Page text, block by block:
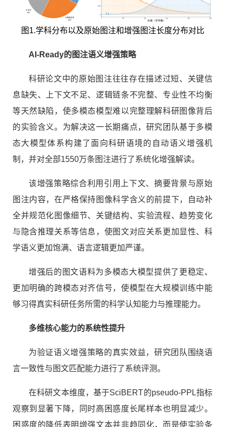
图1.学科分布以及原始图注和增强图注长度分布对比
AI-Ready的图注语义增强策略
科研论文中的原始图注往往存在描述过短、关键信
息缺失、上下文不足、逻辑链条不完整、专业性不均衡
等天然缺陷，使多模态模型难以完整理解科研图像背后
的实验含义。为解决这一长期痛点，研究团队基于多模
态大模型体系构建了面向科研语境的自动语义增强机
制，并对全部1550万条图注进行了系统化增强解读。
该增强策略综合利用引用上下文、摘要背景与原始
图注内容，在严格保持图像科学含义的前提下，自动补
全并规范化图像细节、关键结构、实验流程、趋势变化
与隐含推理关系等信息，使图文对应关系更加显性、科
学语义更加饱满、语言逻辑更加严谨。
增强后的图文语料为多模态大模型提供了更稳定、
更加明确的跨模态对齐信号，使模型在大规模训练中能
够习得真实科研任务所需的科学认知能力与推理能力。
多维核心能力的系统性提升
为验证语义增强策略的真实效益，研究团队围绕语
言一致性与图文匹配能力进行了系统评测。
在科研文本维度，基于SciBERT的pseudo-PPL指标
观察到显著下降，同时高困惑度长尾样本也明显减少。
困惑度的降低表明增强文本并非趋同化，而是使实验条